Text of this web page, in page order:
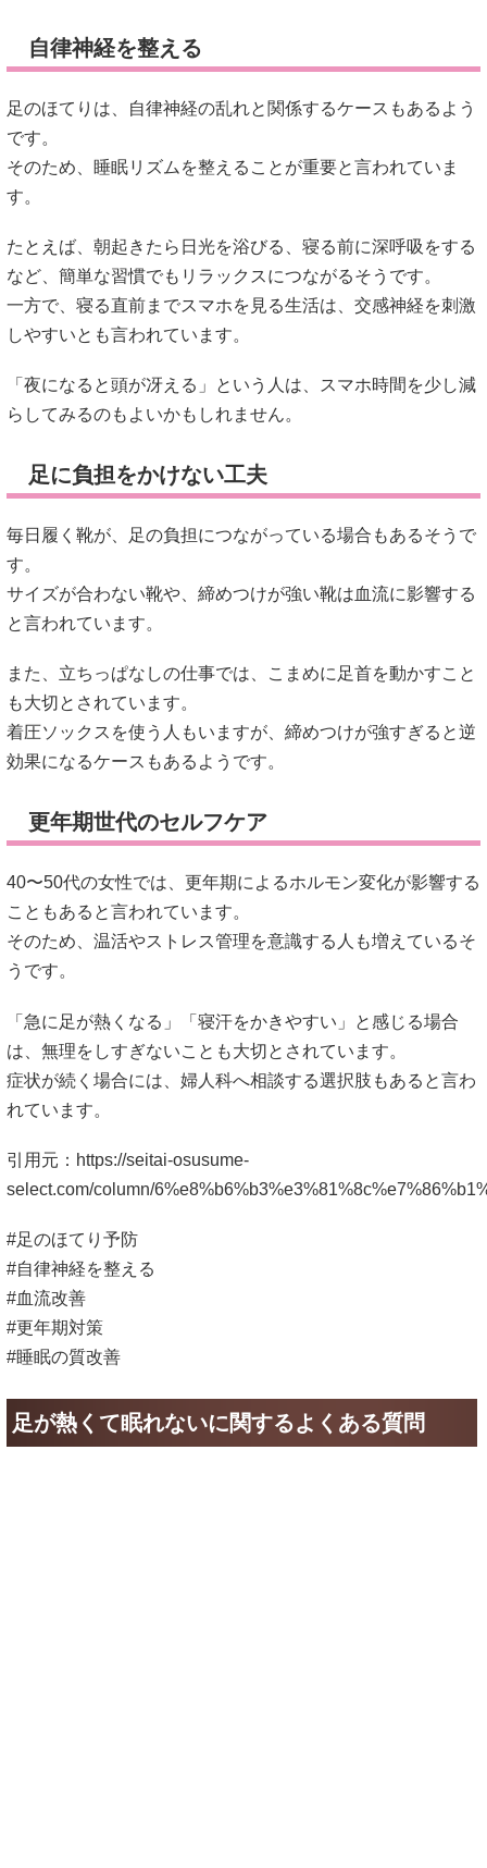
たとえば、朝起きたら日光を浴びる、寝る前に深呼吸をする
など、簡単な習慣でもリラックスにつながるそうです。
一方で、寝る直前までスマホを見る生活は、交感神経を刺激
しやすいとも言われています。
「夜になると頭が冴える」という人は、スマホ時間を少し減
らしてみるのもよいかもしれません。
足に負担をかけない工夫
毎日履く靴が、足の負担につながっている場合もあるそうで
サイズが合わない靴や、締めつけが強い靴は血流に影響する
と言われています。
また、立ちっぱなしの仕事では、こまめに足首を動かすこと
も大切とされています。
着圧ソックスを使う人もいますが、締めつけが強すぎると逆
効果になるケースもあるようです。
更年期世代のセルフケア
40〜50代の女性では、更年期によるホルモン変化が影響する
こともあると言われています。
そのため、温活やストレス管理を意識する人も増えているそ
うです。
「急に足が熱くなる」「寝汗をかきやすい」と感じる場合
は、無理をしすぎないことも大切とされています。
症状が続く場合には、婦人科へ相談する選択肢もあると言わ
れています。
引用元：https://seitai-osusume-
select.com/column/
#足のほてり予防
#自律神経を整える
#血流改善
#更年期対策
#睡眠の質改善